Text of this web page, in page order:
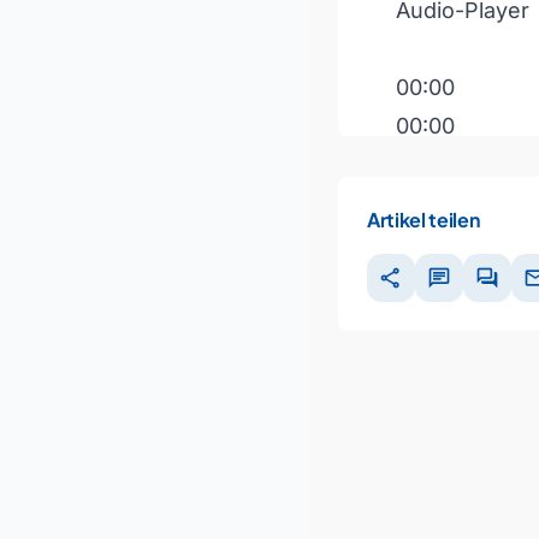
Audio-Player
00:00
00:00
Artikel teilen
share chat forum